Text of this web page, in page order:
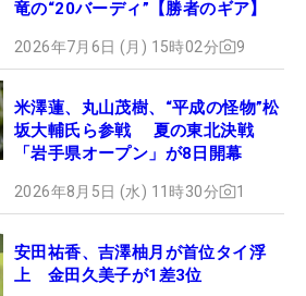
竜の“20バーディ”【勝者のギア】
2026年7月6日 (月) 15時02分 9
米澤蓮、丸山茂樹、“平成の怪物”松
坂大輔氏ら参戦 夏の東北決戦
「岩手県オープン」が8日開幕
2026年8月5日 (水) 11時30分 1
安田祐香、吉澤柚月が首位タイ浮
上 金田久美子が1差3位